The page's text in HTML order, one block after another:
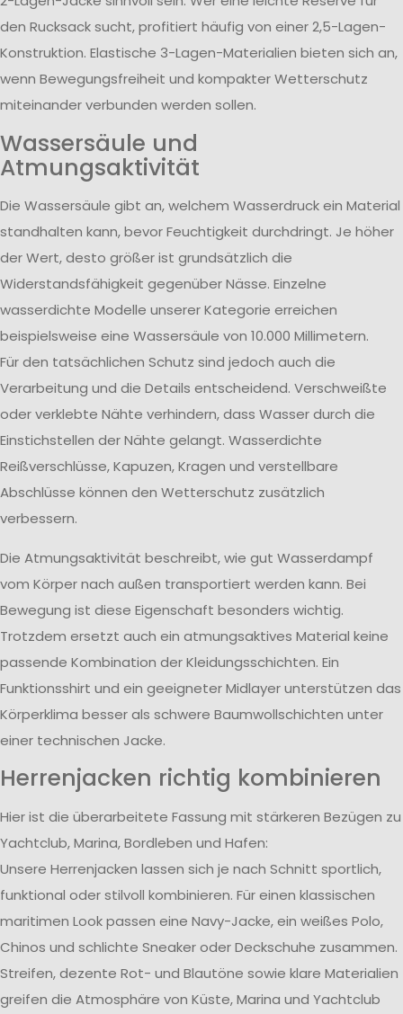
den Rucksack sucht, profitiert häufig von einer 2,5-Lagen-
Konstruktion. Elastische 3-Lagen-Materialien bieten sich an,
wenn Bewegungsfreiheit und kompakter Wetterschutz
miteinander verbunden werden sollen.
Wassersäule und
Atmungsaktivität
Die Wassersäule gibt an, welchem Wasserdruck ein Material
standhalten kann, bevor Feuchtigkeit durchdringt. Je höher
der Wert, desto größer ist grundsätzlich die
Widerstandsfähigkeit gegenüber Nässe. Einzelne
wasserdichte Modelle unserer Kategorie erreichen
beispielsweise eine Wassersäule von 10.000 Millimetern.
Für den tatsächlichen Schutz sind jedoch auch die
Verarbeitung und die Details entscheidend. Verschweißte
oder verklebte Nähte verhindern, dass Wasser durch die
Einstichstellen der Nähte gelangt. Wasserdichte
Reißverschlüsse, Kapuzen, Kragen und verstellbare
Abschlüsse können den Wetterschutz zusätzlich
verbessern.
Die Atmungsaktivität beschreibt, wie gut Wasserdampf
vom Körper nach außen transportiert werden kann. Bei
Bewegung ist diese Eigenschaft besonders wichtig.
Trotzdem ersetzt auch ein atmungsaktives Material keine
passende Kombination der Kleidungsschichten. Ein
Funktionsshirt und ein geeigneter Midlayer unterstützen das
Körperklima besser als schwere Baumwollschichten unter
einer technischen Jacke.
Herrenjacken richtig kombinieren
Hier ist die überarbeitete Fassung mit stärkeren Bezügen zu
Yachtclub, Marina, Bordleben und Hafen:
Unsere Herrenjacken lassen sich je nach Schnitt sportlich,
funktional oder stilvoll kombinieren. Für einen klassischen
maritimen Look passen eine Navy-Jacke, ein weißes Polo,
Chinos und schlichte Sneaker oder Deckschuhe zusammen.
Streifen, dezente Rot- und Blautöne sowie klare Materialien
greifen die Atmosphäre von Küste, Marina und Yachtclub